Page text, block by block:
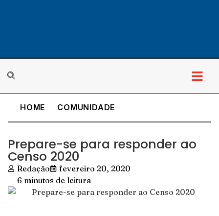
HOME COMUNIDADE
Prepare-se para responder ao
Censo 2020
Redação
fevereiro 20, 2020
6 minutos de leitura